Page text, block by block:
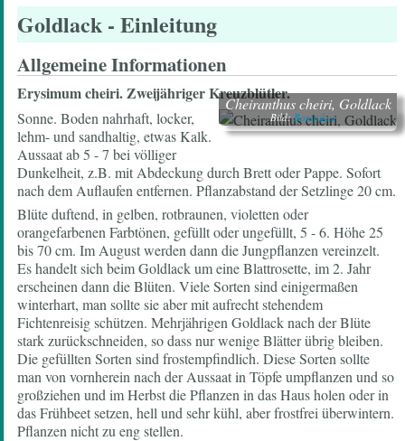
Goldlack - Einleitung
Allgemeine Informationen
Erysimum cheiri.Zweijähriger Kreuzblütler.
Cheiranthus cheiri, Goldlack
Bild:Botanikus
Sonne. Boden nahrhaft, locker,
lehm- und sandhaltig, etwas Kalk.
Aussaat ab 5 - 7 bei völliger
Dunkelheit, z.B. mit Abdeckung durch Brett oder Pappe. Sofort
nach dem Auflaufen entfernen. Pflanzabstand der Setzlinge 20 cm.
Blüte duftend, in gelben, rotbraunen, violetten oder
orangefarbenen Farbtönen, gefüllt oder ungefüllt, 5 - 6. Höhe 25
bis 70 cm. Im August werden dann die Jungpflanzen vereinzelt.
Es handelt sich beim Goldlack um eine Blattrosette, im 2. Jahr
erscheinen dann die Blüten. Viele Sorten sind einigermaßen
winterhart, man sollte sie aber mit aufrecht stehendem
Fichtenreisig schützen. Mehrjährigen Goldlack nach der Blüte
stark zurückschneiden, so dass nur wenige Blätter übrig bleiben.
Die gefüllten Sorten sind frostempfindlich. Diese Sorten sollte
man von vornherein nach der Aussaat in Töpfe umpflanzen und so
großziehen und im Herbst die Pflanzen in das Haus holen oder in
das Frühbeet setzen, hell und sehr kühl, aber frostfrei überwintern.
Pflanzen nicht zu eng stellen.